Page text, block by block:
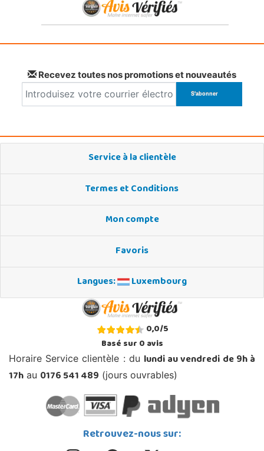
Recevez toutes nos promotions et nouveautés
Service à la clientèle
Termes et Conditions
Mon compte
Favoris
Langues:
Luxembourg
0,0/5
Basé sur0avis
Horaire Service clientèle : du lundi au vendredi de 9h à
17h au 0176 541 489 (jours ouvrables)
Retrouvez-nous sur: